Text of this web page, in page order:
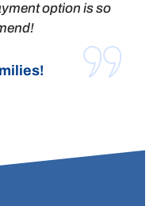
option is so